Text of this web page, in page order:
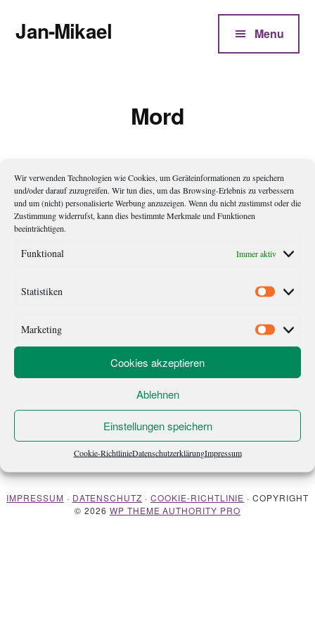
Wir verwenden Technologien wie Cookies, um Geräteinformationen zu speichern
und/oder darauf zuzugreifen. Wir tun dies, um das Browsing-Erlebnis zu verbessern
und um (nicht) personalisierte Werbung anzuzeigen. Wenn du nicht zustimmst oder die
Zustimmung widerrufst, kann dies bestimmte Merkmale und Funktionen
beeinträchtigen.
Funktional Immer aktiv
Statistiken
Marketing
Cookies akzeptieren
Ablehnen
Einstellungen speichern
Cookie-RichtlinieDatenschutzerklärungImpressum
Inhalt
springen
menu
Jan-Mikael Menu
Mord
Warum ich keinen Mord begehe
Im November-Schreibhain ging es um Mord und Totschlag –
also um Krimi und Thriller. Was sind die Unterschiede, welche
überhaupt… Wir sollten an unsere Grenzen gehen und darüber
ihn begehen – im literarischen Sinne natürlich. Doch schon hier
begann […]
IMPRESSUM · DATENSCHUTZ ·COOKIE-RICHTLINIE · COPYRIGHT
© 2026 WP THEME AUTHORITY PRO